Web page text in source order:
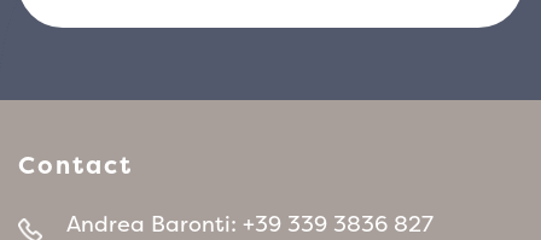
Contact
Andrea Baronti: +39 339 3836 827